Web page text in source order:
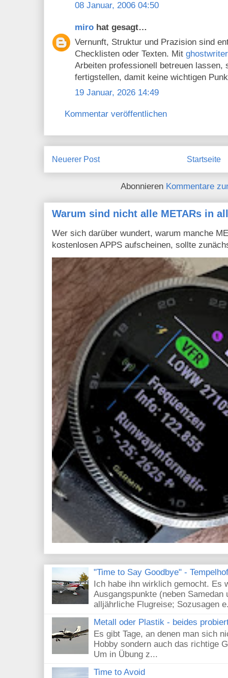
08 Januar, 2006 04:50
miro hat gesagt…
Vernunft, Struktur und Prazision sind
Checklisten oder Texten. Mit ghostwriter
Arbeiten professionell betreuen lassen,
fertigstellen, damit keine wichtigen
19 Januar, 2026 14:49
Kommentar veröffentlichen
Neuerer Post Startseite
Abonnieren Kommentare
Warum sind nicht alle METARs in
Wer sich darüber wundert, warum manche
kostenlosen APPS aufscheinen, sollte
"Time to Say Goodbye" -
Ich habe ihn wirklich gemocht. Es
Ausgangspunkte (neben Samedan
alljährliche Flugreise; Sozusagen
Metall oder Plastik - beides
Es gibt Tage, an denen man sich
Hobby sondern auch das richtige
Um in Übung z...
Time to Avoid